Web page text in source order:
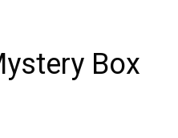
Box